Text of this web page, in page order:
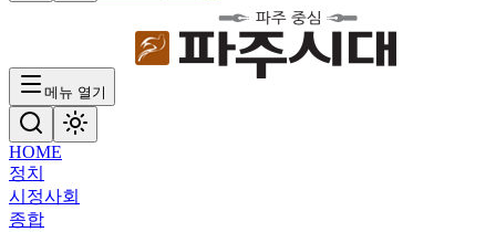
메뉴 열기
HOME
정치
시정사회
종합